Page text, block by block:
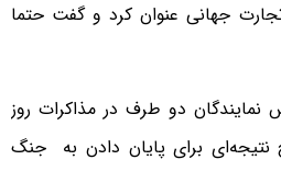
جهانی عنوان کرد و گفت حتما
دو طرف در مذاکرات روز
برای پایان دادن به جنگ